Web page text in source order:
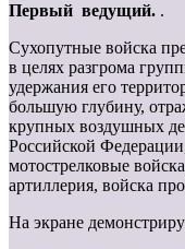
Первый ведущий. .
Сухопутные войска
в целях разгрома
удержания его
большую глубину,
крупных воздушных
Российской
мотострелковые
артиллерия, войска
На экране